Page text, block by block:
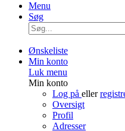
Menu
Søg
Ønskeliste
Min konto
Luk menu
Min konto
Log på eller
Oversigt
Profil
Adresser